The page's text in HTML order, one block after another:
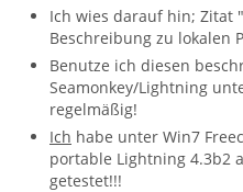
Ich wies darauf hin; Zitat
Beschreibung zu lokalen
Benutze ich diesen
Seamonkey/Lightning
regelmäßig!
Ich habe unter Win7
portable Lightning 4.3b2
getestet!!!